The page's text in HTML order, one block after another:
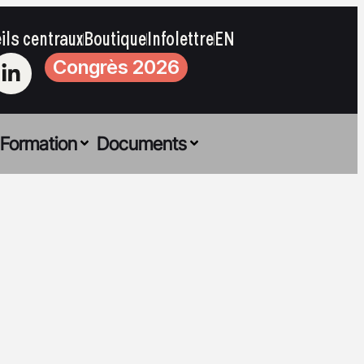
centrauxBoutiqueInfolettreEN
Congrès 2026
Formation Documents